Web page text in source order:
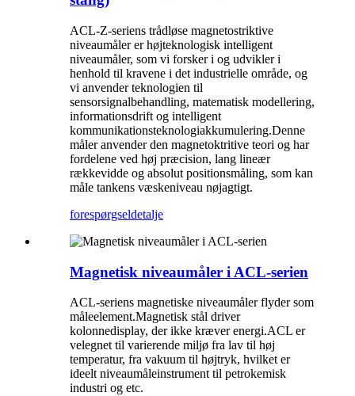
ACL-Z-seriens trådløse magnetostriktive
niveaumåler er højteknologisk intelligent
niveaumåler, som vi forsker i og udvikler i
henhold til kravene i det industrielle område, og
vi anvender teknologien til
sensorsignalbehandling, matematisk modellering,
informationsdrift og intelligent
kommunikationsteknologiakkumulering.Denne
måler anvender den magnetoktritive teori og har
fordelene ved høj præcision, lang lineær
rækkevidde og absolut positionsmåling, som kan
måle tankens væskeniveau nøjagtigt.
forespørgseldetalje
Magnetisk niveaumåler i ACL-serien
ACL-seriens magnetiske niveaumåler flyder som
måleelement.Magnetisk stål driver
kolonnedisplay, der ikke kræver energi.ACL er
velegnet til varierende miljø fra lav til høj
temperatur, fra vakuum til højtryk, hvilket er
ideelt niveaumåleinstrument til petrokemisk
industri og etc.